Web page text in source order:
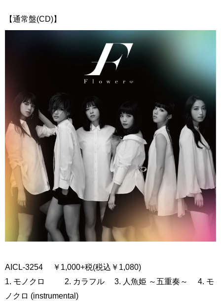
【通常盤(CD)】
AICL-3254 ￥1,000+税(税込￥1,080)
1. モノクロ 2. カラフル 3. 人魚姫 ～五重奏～ 4. モ
ノクロ (instrumental)